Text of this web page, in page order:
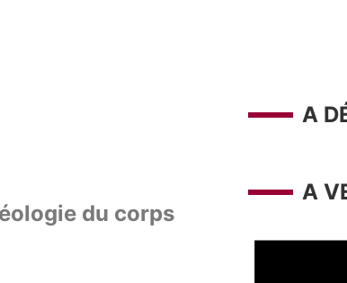
du corps
A
A